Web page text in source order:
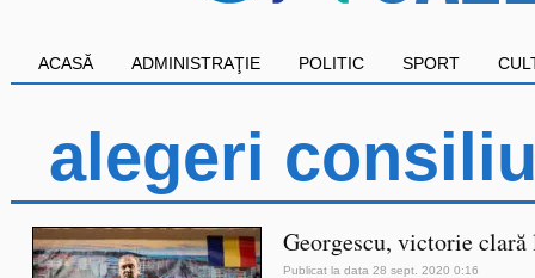
ACASĂ ADMINISTRAŢIE POLITIC SPORT
alegeri
Georgescu, victorie
Publicat la data 28 sept. 2020 0:16